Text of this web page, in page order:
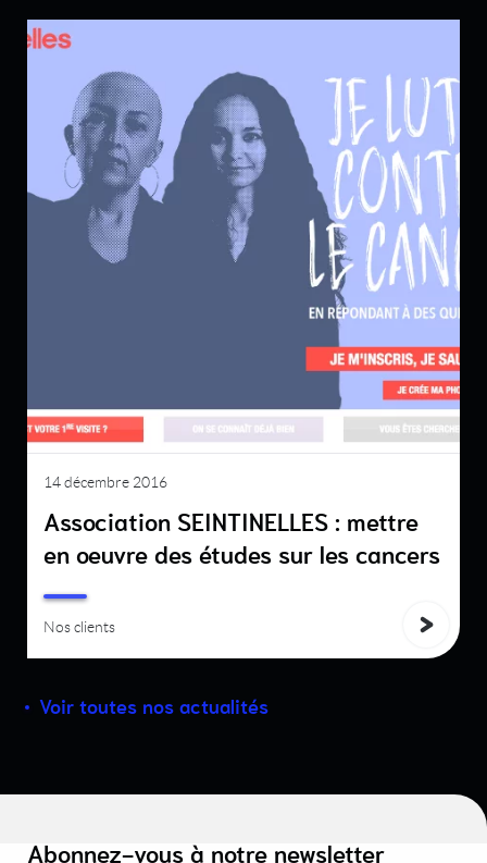
14 décembre 2016
Association SEINTINELLES : mettre
en oeuvre des études sur les cancers
Nos clients
Voir toutes nos actualités
Abonnez-vous à notre newsletter